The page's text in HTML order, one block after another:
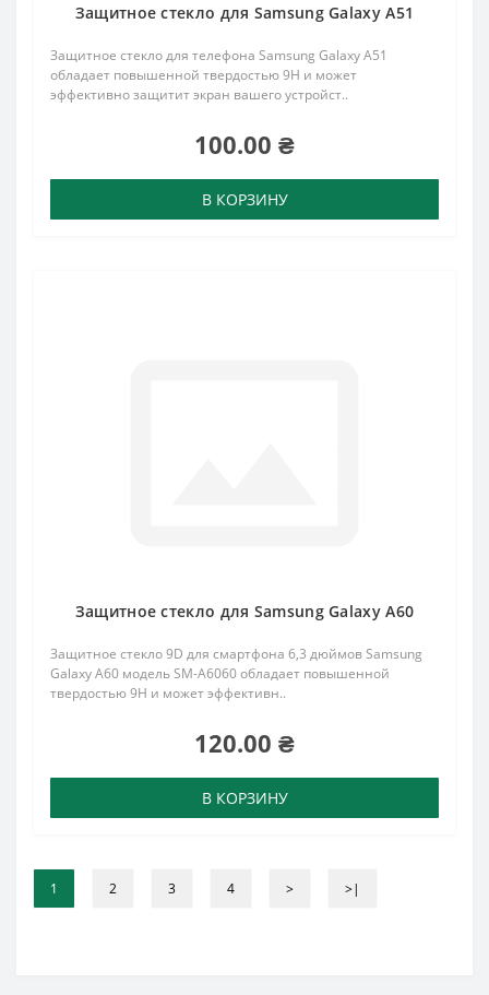
Защитное стекло для Samsung Galaxy A51
Защитное стекло для телефона Samsung Galaxy A51
обладает повышенной твердостью 9H и может
эффективно защитит экран вашего устройст..
100.00 ₴
В КОРЗИНУ
Защитное стекло для Samsung Galaxy A60
Защитное стекло 9D для смартфона 6,3 дюймов Samsung
Galaxy A60 модель SM-A6060 обладает повышенной
твердостью 9H и может эффективн..
120.00 ₴
В КОРЗИНУ
1 2 3 4 > >|